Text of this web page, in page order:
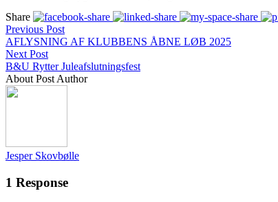
Share
Previous Post
AFLYSNING AF KLUBBENS ÅBNE LØB 2025
Next Post
B&U Rytter Juleafslutningsfest
About Post Author
Jesper Skovbølle
1 Response